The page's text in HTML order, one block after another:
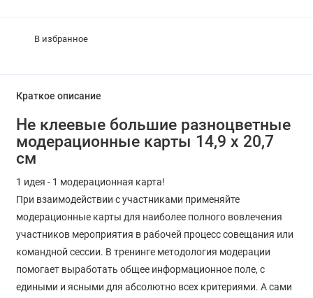
В избранное
Краткое описание
Не клеевые большие разноцветные
модерационные карты 14,9 х 20,7
см
1 идея - 1 модерационная карта!
При взаимодействии с участниками применяйте
модерационные карты для наиболее полного вовлечения
участников мероприятия в рабочей процесс совещания или
командной сессии. В тренинге методология модерации
помогает выработать общее информационное поле, с
едиными и ясными для абсолютно всех критериями. А сами